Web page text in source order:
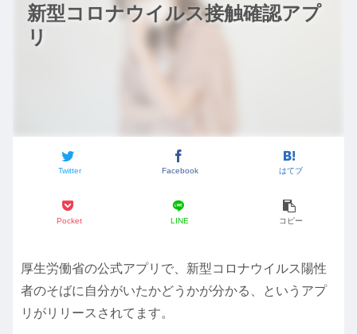
新型コロナウイルス接触確認アプ
リ
Twitter Facebook はてブ
Pocket LINE コピー
厚生労働省の公式アプリで、新型コロナウイルス陽性
者のそばに自分がいたかどうかが分かる、というアプ
リがリリースされてます。